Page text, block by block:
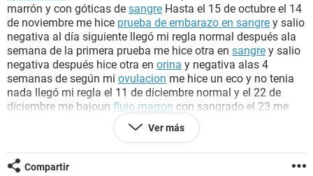
SEXUALIDAD
GLOSARIO
marrón y con góticas de sangre Hasta el 15 de octubre el 14
de noviembre me hice prueba de embarazo en sangre y salio
negativa al día siguiente llegó mi regla normal después ala
semana de la primera prueba me hice otra en sangre y salio
negativa después hice otra en orina y negativa alas 4
semanas de según mi ovulacion me hice un eco y no tenia
nada llegó mi regla el 11 de diciembre normal y el 22 de
diciembre me bajoun flujo marron con sangrado el 23 me
prueba de embarazo en sangre
se supone que ya tendría 8 semanas y salen negativas
Ver más
Compartir